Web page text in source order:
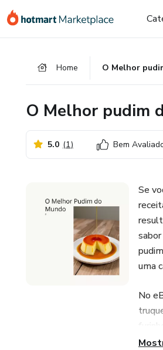
para
para
para
Home
O Melhor pudim
5.0 (1) Bem
Se
uma
No
vez